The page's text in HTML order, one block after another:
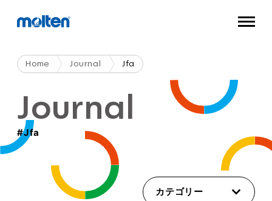
Home Journal Jfa
Journal
#jfa
カテゴリー